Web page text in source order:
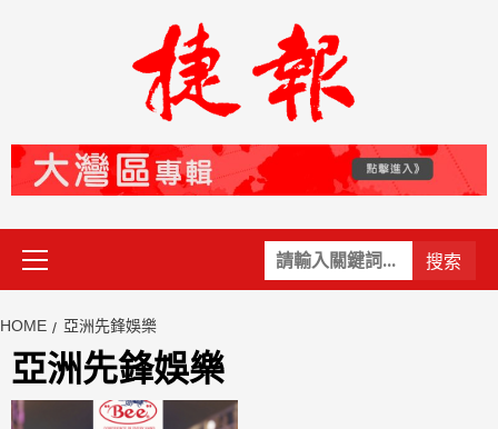
關
鍵
Primary
Menu
HOME 亞洲先鋒娛樂
亞洲先鋒娛樂